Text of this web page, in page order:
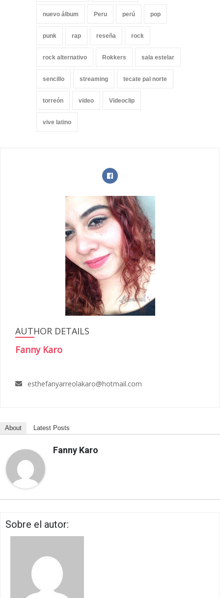
nuevo álbum Peru perú pop
punk rap reseña rock
rock alternativo Rokkers sala estelar
sencillo streaming tecate pal norte
torreón video Videoclip
vive latino
AUTHOR DETAILS
Fanny Karo
esthefanyarreolakaro@hotmail.com
About Latest Posts
Fanny Karo
Sobre el autor: